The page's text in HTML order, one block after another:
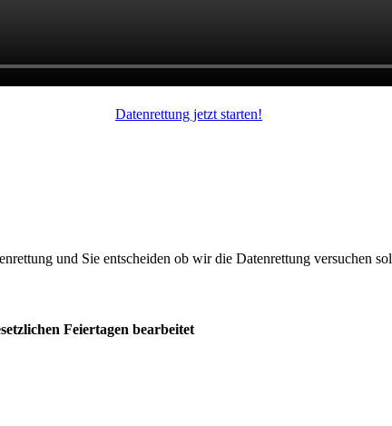
Datenrettung jetzt starten!
und Sie entscheiden ob wir die Datenrettung versuchen
Feiertagen bearbeitet